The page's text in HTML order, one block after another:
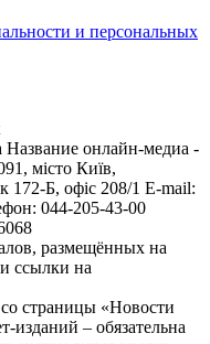
и персональных
Название онлайн-медиа -
місто Київ,
Б, офіс 208/1 E-mail:
044-205-43-00
размещённых на
ссылки на
страницы «Новости
изданий – обязательна